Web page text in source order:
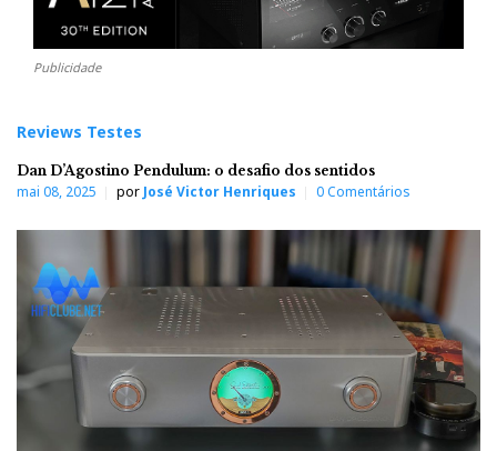
Publicidade
Reviews Testes
Dan D’Agostino Pendulum: o desafio dos sentidos
mai 08, 2025 por José Victor Henriques 0 Comentários